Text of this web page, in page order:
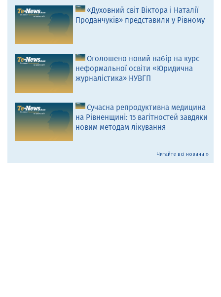
«Духовний світ Віктора і Наталії
Проданчуків» представили у Рівному
Оголошено новий набір на курс
неформальної освіти «Юридична
журналістика» НУВГП
Сучасна репродуктивна медицина
на Рівненщині: 15 вагітностей завдяки
новим методам лікування
Читайте всі новини »